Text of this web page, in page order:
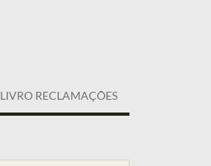
LIVRO RECLAMAÇÕES